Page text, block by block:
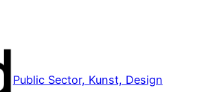
Public Sector, Kunst, Design